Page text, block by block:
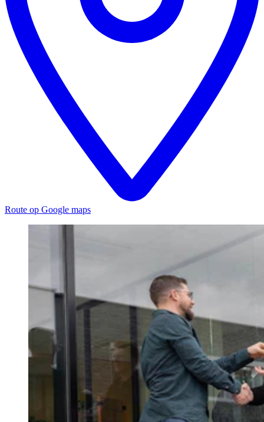
Route op Google maps